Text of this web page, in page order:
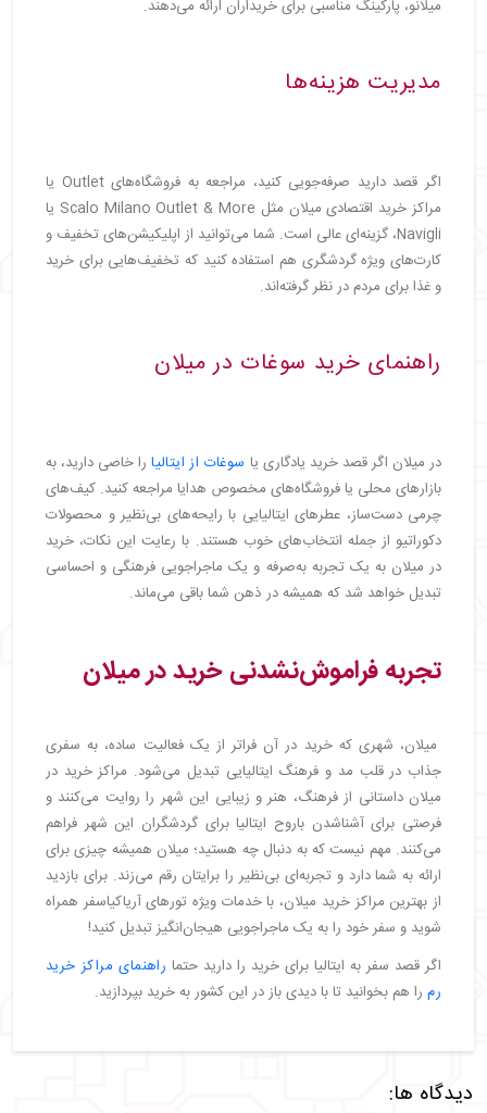
میلانو، پارکینگ مناسبی برای خریداران ارائه می‌دهند.
مدیریت هزینه‌ها
اگر قصد دارید صرفه‌جویی کنید، مراجعه به فروشگاه‌های Outlet یا
مراکز خرید اقتصادی میلان مثل Scalo Milano Outlet & More یا
Navigli، گزینه‌ای عالی است. شما می‌توانید از اپلیکیشن‌های تخفیف و
کارت‌های ویژه گردشگری هم استفاده کنید که تخفیف‌هایی برای خرید
و غذا برای مردم در نظر گرفته‌اند.
راهنمای خرید سوغات در میلان
در میلان اگر قصد خرید یادگاری یا سوغات از ایتالیارا خاصی دارید، به
بازارهای محلی یا فروشگاه‌های مخصوص هدایا مراجعه کنید. کیف‌های
چرمی دست‌ساز، عطرهای ایتالیایی با رایحه‌های بی‌نظیر و محصولات
دکوراتیو از جمله انتخاب‌های خوب هستند. با رعایت این نکات، خرید
در میلان به یک تجربه به‌صرفه و یک ماجراجویی فرهنگی و احساسی
تبدیل خواهد شد که همیشه در ذهن شما باقی می‌ماند.
تجربه فراموش‌نشدنی خرید در میلان
میلان، شهری که خرید در آن فراتر از یک فعالیت ساده، به سفری
جذاب در قلب مد و فرهنگ ایتالیایی تبدیل می‌شود. مراکز خرید در
میلان داستانی از فرهنگ، هنر و زیبایی این شهر را روایت می‌کنند و
فرصتی برای آشناشدن باروح ایتالیا برای گردشگران این شهر فراهم
می‌کنند. مهم نیست که به دنبال چه هستید؛ میلان همیشه چیزی برای
ارائه به شما دارد و تجربه‌ای بی‌نظیر را برایتان رقم می‌زند. برای بازدید
از بهترین مراکز خرید میلان، با خدمات ویژه تورهای آریاکیاسفر همراه
شوید و سفر خود را به یک ماجراجویی هیجان‌انگیز تبدیل کنید!
اگر قصد سفر به ایتالیا برای خرید را دارید حتما راهنمای مراکز خرید
رمرا هم بخوانید تا با دیدی باز در این کشور به خرید بپردازید.
دیدگاه ها: